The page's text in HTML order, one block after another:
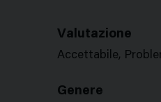
Valutazione
Accettabile,
Genere